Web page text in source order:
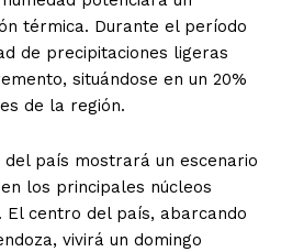
térmica. Durante el período
de precipitaciones ligeras
situándose en un 20%
de la región.
país mostrará un escenario
los principales núcleos
centro del país, abarcando
vivirá un domingo